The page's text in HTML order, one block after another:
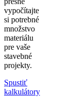
vypočítajte
si potrebné
množstvo
materiálu
pre vaše
stavebné
projekty.
Spustiť
kalkulátory